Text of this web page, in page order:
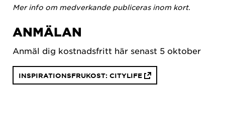
Mer info om medverkande publiceras inom kort.
ANMÄLAN
Anmäl dig kostnadsfritt här senast 5 oktober
INSPIRATIONSFRUKOST: CITYLIFE